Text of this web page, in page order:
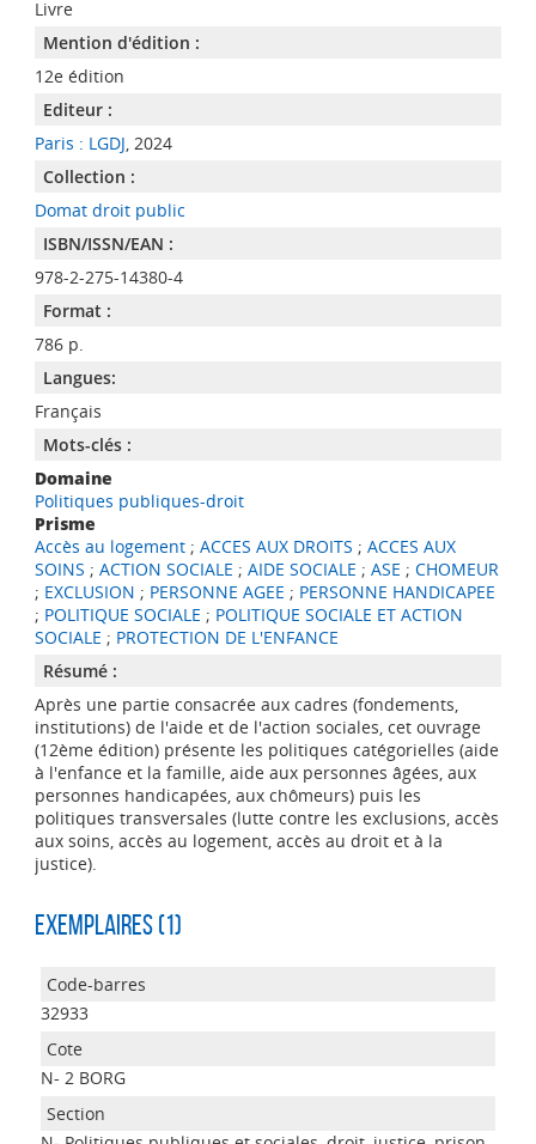
Livre
Mention d'édition :
12e édition
Editeur :
Paris : LGDJ, 2024
Collection :
Domat droit public
ISBN/ISSN/EAN :
978-2-275-14380-4
Format :
786 p.
Langues:
Français
Mots-clés :
Domaine
Politiques publiques-droit
Prisme
Accès au logement; ACCES AUX DROITS ; ACCES AUX
SOINS ; ACTION SOCIALE ; AIDE SOCIALE ; ASE ; CHOMEUR
; EXCLUSION ; PERSONNE AGEE ; PERSONNE HANDICAPEE
; POLITIQUE SOCIALE ; POLITIQUE SOCIALE ET ACTION
SOCIALE ; PROTECTION DE L'ENFANCE
Résumé :
Après une partie consacrée aux cadres (fondements,
institutions) de l'aide et de l'action sociales, cet ouvrage
(12ème édition) présente les politiques catégorielles (aide
à l'enfance et la famille, aide aux personnes âgées, aux
personnes handicapées, aux chômeurs) puis les
politiques transversales (lutte contre les exclusions, accès
aux soins, accès au logement, accès au droit et à la
justice).
Exemplaires (1)
32933
N- 2 BORG